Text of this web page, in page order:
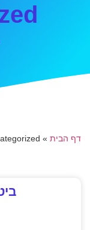
דף הבית »